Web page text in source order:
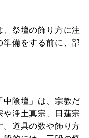
、祭壇の飾り方に注
備をする前に、部
中陰壇」は、宗教だ
や浄土真宗、日蓮宗
。道具の数や飾り方